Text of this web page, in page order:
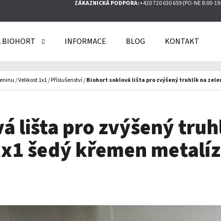
ZÁKAZNICKÁ PODPORA:+420 720 630 659 (PO-NE 8:00-
BIOHORT INFORMACE BLOG KONTAKT
/Velikost 1x1/Příslušenství/Biohort soklová lišta pro zvýšený truhlík na
lišta pro zvýšený
šedý křemen
DOPORUČUJEME